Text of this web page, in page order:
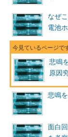
なぜ
電池
悲鳴
原因
悲鳴
面白